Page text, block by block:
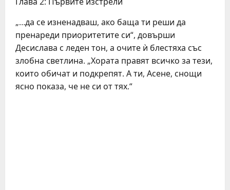
„…да се изненадваш, ако баща ти реши да
пренареди приоритетите си“, довърши
Десислава с леден тон, а очите ѝ блестяха със
злобна светлина. „Хората правят всичко за тези,
които обичат и подкрепят. А ти, Асене, снощи
ясно показа, че не си от тях.“